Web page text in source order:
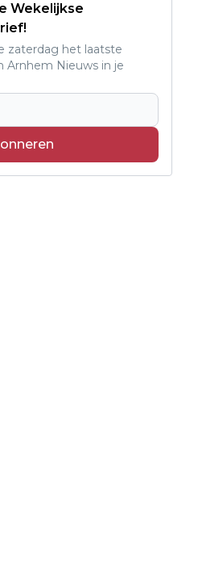
Wekelijkse
zaterdag het laatste
Arnhem Nieuws in je